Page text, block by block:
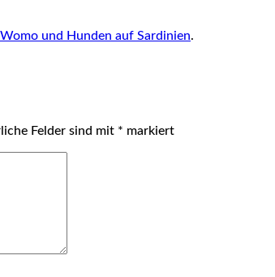
und Hunden auf Sardinien.
Felder sind mit * markiert